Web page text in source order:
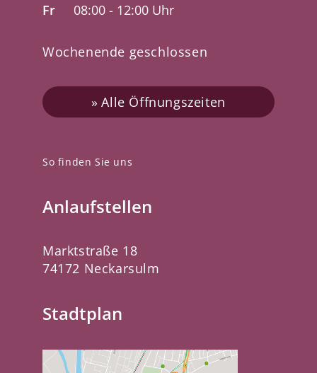
So finden Sie uns
Anlaufstellen
Marktstraße 18
74172 Neckarsulm
Stadtplan
Fr
08:00 - 12:00 Uhr
Wochenende geschlossen
Alle Öffnungszeiten